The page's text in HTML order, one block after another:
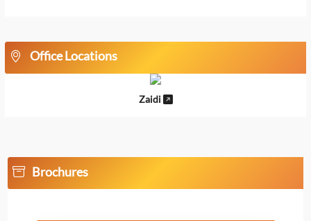
Office Locations
Zaidi
Brochures